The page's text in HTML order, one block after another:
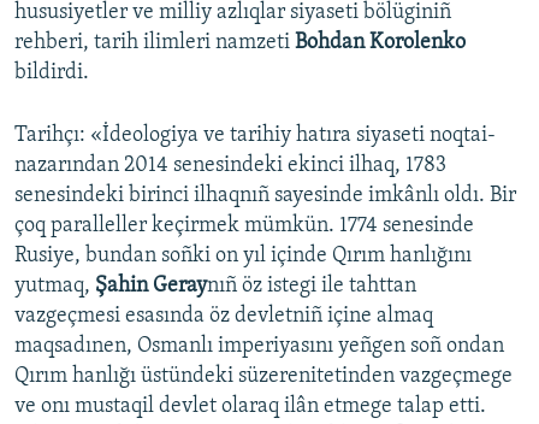
hususiyetler ve milliy azlıqlar siyaseti bölüginiñ
rehberi, tarih ilimleri namzeti Bohdan Korolenko
bildirdi.
Tarihçı: «İdeologiya ve tarihiy hatıra siyaseti noqtai-
nazarından 2014 senesindeki ekinci ilhaq, 1783
senesindeki birinci ilhaqnıñ sayesinde imkânlı oldı. Bir
çoq paralleller keçirmek mümkün. 1774 senesinde
Rusiye, bundan soñki on yıl içinde Qırım hanlığını
yutmaq, Şahin Geraynıñ öz istegi ile tahttan
vazgeçmesi esasında öz devletniñ içine almaq
maqsadınen, Osmanlı imperiyasını yeñgen soñ ondan
Qırım hanlığı üstündeki süzerenitetinden vazgeçmege
ve onı mustaqil devlet olaraq ilân etmege talap etti.